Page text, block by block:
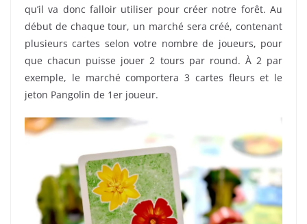
qu’il va donc falloir utiliser pour créer notre forêt. Au
début de chaque tour, un marché sera créé, contenant
plusieurs cartes selon votre nombre de joueurs, pour
que chacun puisse jouer 2 tours par round. À 2 par
exemple, le marché comportera 3 cartes fleurs et le
jeton Pangolin de 1er joueur.